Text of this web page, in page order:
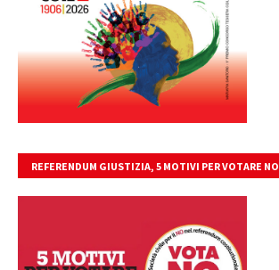
REFERENDUM GIUSTIZIA, 5 MOTIVI PER VOTARE NO